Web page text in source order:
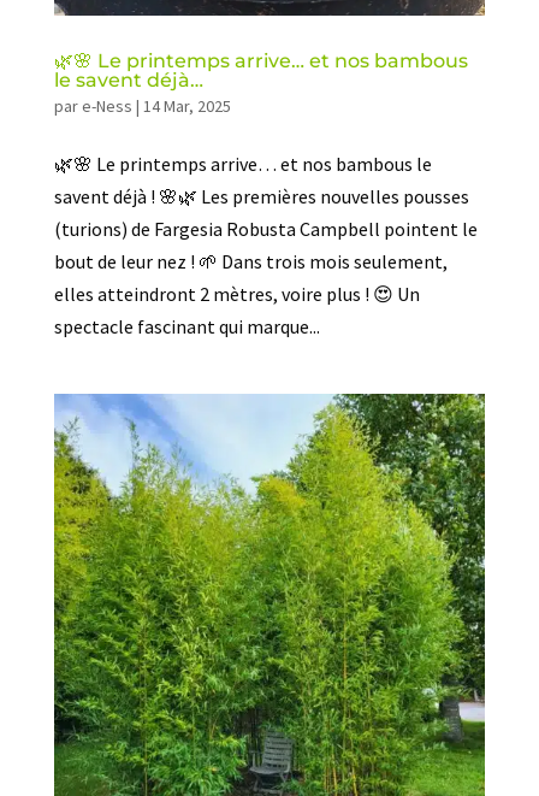
🌿🌸 Le printemps arrive… et nos bambous
le savent déjà…
pare-Ness | 14 Mar, 2025
🌿🌸 Le printemps arrive… et nos bambous le
savent déjà ! 🌸🌿 Les premières nouvelles pousses
(turions) de Fargesia Robusta Campbell pointent le
bout de leur nez ! 🌱 Dans trois mois seulement,
elles atteindront 2 mètres, voire plus ! 😍 Un
spectacle fascinant qui marque...